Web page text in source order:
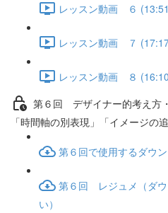
レッスン動画 ６
レッスン動画 ７
レッスン動画 ８
第６回 デザイナー的考え方
「時間軸の別表現」「イメージの追
第６回で使用するダウ
第６回 レジュメ（ダウ
い）